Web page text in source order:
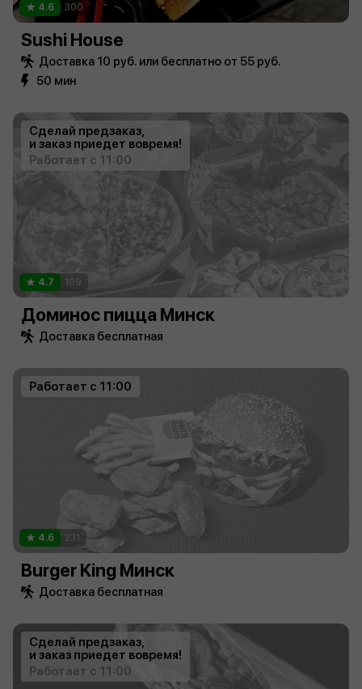
4.6 300
Sushi House
Доставка 10 руб. или бесплатно от 55 руб.
50 мин
Сделай предзаказ,
и заказ приедет вовремя!
Работает с 11:00
4.7 109
Доминос пицца Минск
Доставка бесплатная
Работает с 11:00
4.6 231
Burger King Минск
Доставка бесплатная
Сделай предзаказ,
и заказ приедет вовремя!
Работает с 11:00